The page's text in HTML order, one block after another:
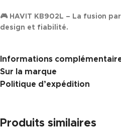
🎮 HAVIT KB902L – La fusion
design et fiabilité.
Informations
Sur la marque
Politique d’expédition
Produits similaires